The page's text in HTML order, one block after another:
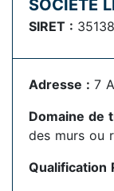
SOCIETE
SIRET :
Adresse : 7
Domaine de
des murs ou
Qualification